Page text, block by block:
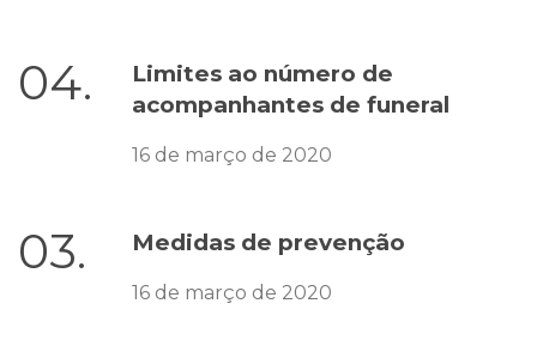
04.
Limites ao número de
acompanhantes de funeral
16 de março de 2020
03. Medidas de prevenção
16 de março de 2020